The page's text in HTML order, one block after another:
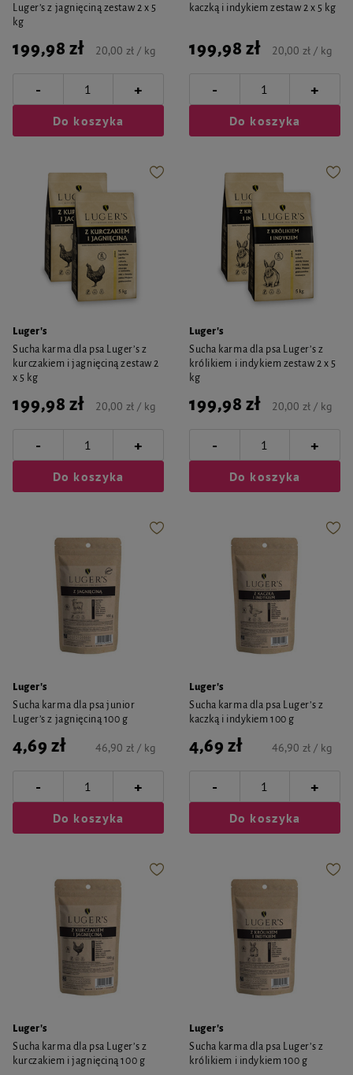
Luger’s z jagnięciną zestaw 2 x 5
kg
199,98 zł 20,00 zł / kg
- +
Do koszyka
kaczką i indykiem zestaw 2 x 5 kg
199,98 zł 20,00 zł / kg
- +
Do koszyka
Luger's
Sucha karma dla psa Luger’s z
kurczakiem i jagnięciną zestaw 2
x 5 kg
199,98 zł 20,00 zł / kg
- +
Do koszyka
Luger's
Sucha karma dla psa Luger’s z
królikiem i indykiem zestaw 2 x 5
kg
199,98 zł 20,00 zł / kg
- +
Do koszyka
Luger's
Sucha karma dla psa junior
Luger’s z jagnięciną 100 g
4,69 zł 46,90 zł / kg
- +
Do koszyka
Luger's
Sucha karma dla psa Luger’s z
kaczką i indykiem 100 g
4,69 zł 46,90 zł / kg
- +
Do koszyka
Luger's
Sucha karma dla psa Luger’s z
kurczakiem i jagnięciną 100 g
Luger's
Sucha karma dla psa Luger’s z
królikiem i indykiem 100 g